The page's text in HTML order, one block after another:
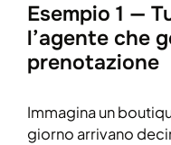
Esempio 1 —
l’agente che
prenotazione
Immagina un
giorno arrivano